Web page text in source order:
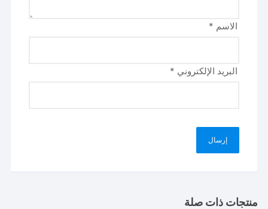
الاسم *
البريد الإلكتروني *
منتجات ذات صلة